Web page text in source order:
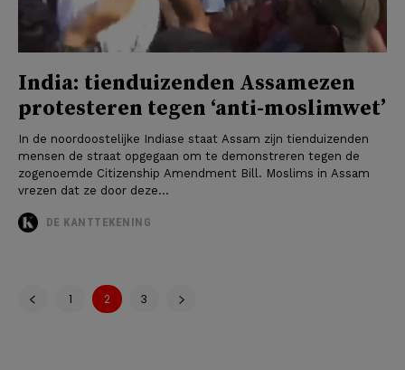
India: tienduizenden Assamezen
protesteren tegen ‘anti-moslimwet’
In de noordoostelijke Indiase staat Assam zijn tienduizenden
mensen de straat opgegaan om te demonstreren tegen de
zogenoemde Citizenship Amendment Bill. Moslims in Assam
vrezen dat ze door deze...
DE KANTTEKENING
1 2 3